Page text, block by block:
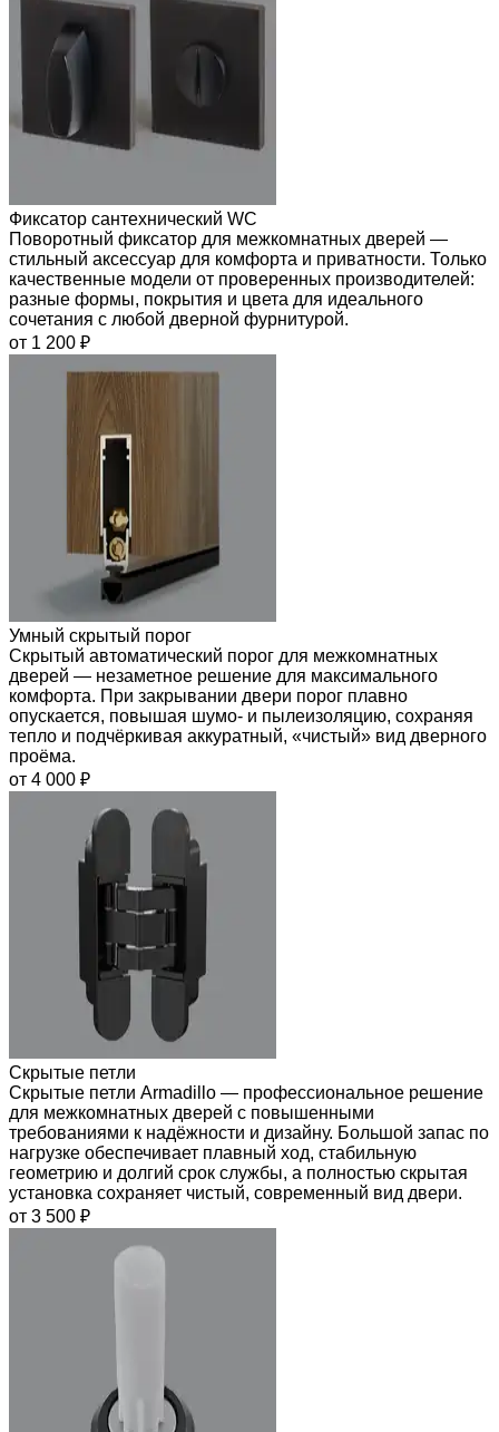
Фиксатор сантехнический WC
Поворотный фиксатор для межкомнатных дверей —
стильный аксессуар для комфорта и приватности. Только
качественные модели от проверенных производителей:
разные формы, покрытия и цвета для идеального
сочетания с любой дверной фурнитурой.
от 1 200 ₽
Умный скрытый порог
Скрытый автоматический порог для межкомнатных
дверей — незаметное решение для максимального
комфорта. При закрывании двери порог плавно
опускается, повышая шумо- и пылеизоляцию, сохраняя
тепло и подчёркивая аккуратный, «чистый» вид дверного
проёма.
от 4 000 ₽
Скрытые петли
Скрытые петли Armadillo — профессиональное решение
для межкомнатных дверей с повышенными
требованиями к надёжности и дизайну. Большой запас по
нагрузке обеспечивает плавный ход, стабильную
геометрию и долгий срок службы, а полностью скрытая
установка сохраняет чистый, современный вид двери.
от 3 500 ₽